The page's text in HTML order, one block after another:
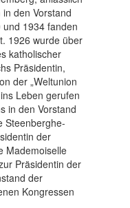
den Vorstand
1934 fanden
1926 wurde über
katholischer
Präsidentin,
der „Weltunion
Leben gerufen
in den Vorstand
Steenberghe-
der
Mademoiselle
Präsidentin der
der
Kongressen